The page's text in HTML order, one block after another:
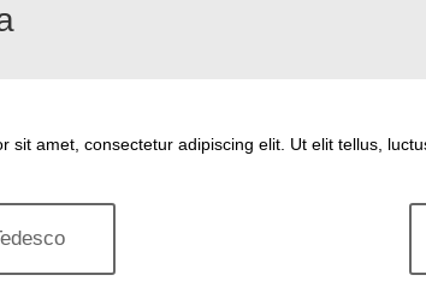
amet, consectetur adipiscing elit. Ut elit tellus,